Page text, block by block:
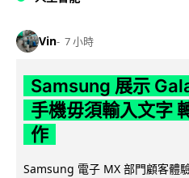
Vin 7 小時
Samsung 展示
手機毋須輸入文字
作
Samsung 電子 MX 部門顧客體